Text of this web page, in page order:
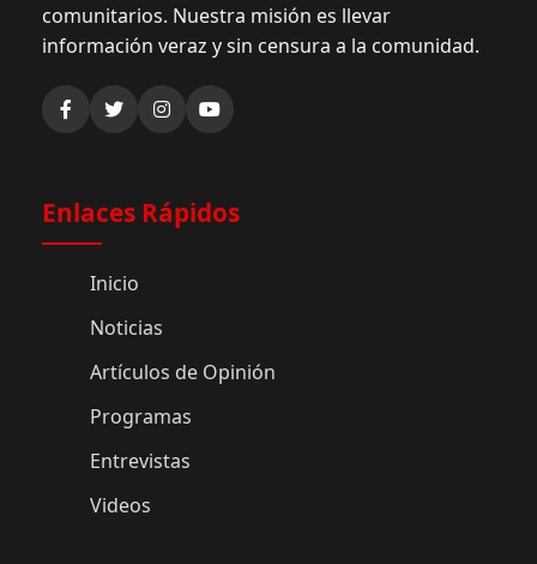
comunitarios. Nuestra misión es llevar
información veraz y sin censura a la comunidad.
Enlaces Rápidos
Inicio
Noticias
Artículos de Opinión
Programas
Entrevistas
Videos